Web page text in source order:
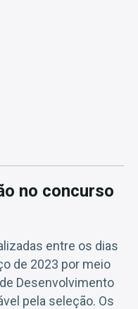
no concurso
entre os dias
de 2023 por meio
Desenvolvimento
pela seleção. Os